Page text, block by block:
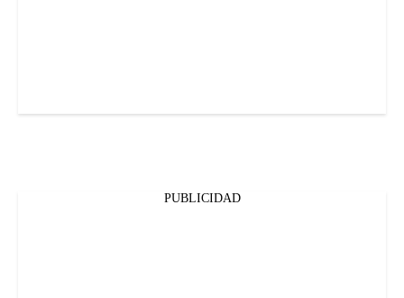
PUBLICIDAD